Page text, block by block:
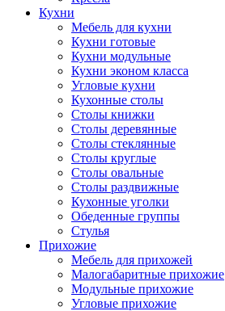
Кухни
Мебель для кухни
Кухни готовые
Кухни модульные
Кухни эконом класса
Угловые кухни
Кухонные столы
Столы книжки
Столы деревянные
Столы стеклянные
Столы круглые
Столы овальные
Столы раздвижные
Кухонные уголки
Обеденные группы
Стулья
Прихожие
Мебель для прихожей
Малогабаритные прихожие
Модульные прихожие
Угловые прихожие